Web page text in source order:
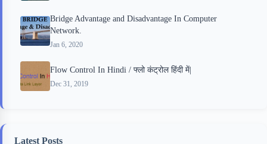
Bridge Advantage and Disadvantage In Computer
Network.
Jan 6, 2020
Flow Control In Hindi / फ्लो कंट्रोल हिंदी में|
Dec 31, 2019
Latest Posts